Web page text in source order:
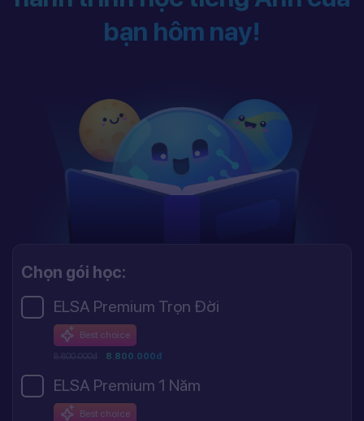
bạn hôm nay!
Chọn gói học:
ELSA Premium Trọn Đời
Best choice
8.800.000đ 8.800.000đ
ELSA Premium 1 Năm
Best choice